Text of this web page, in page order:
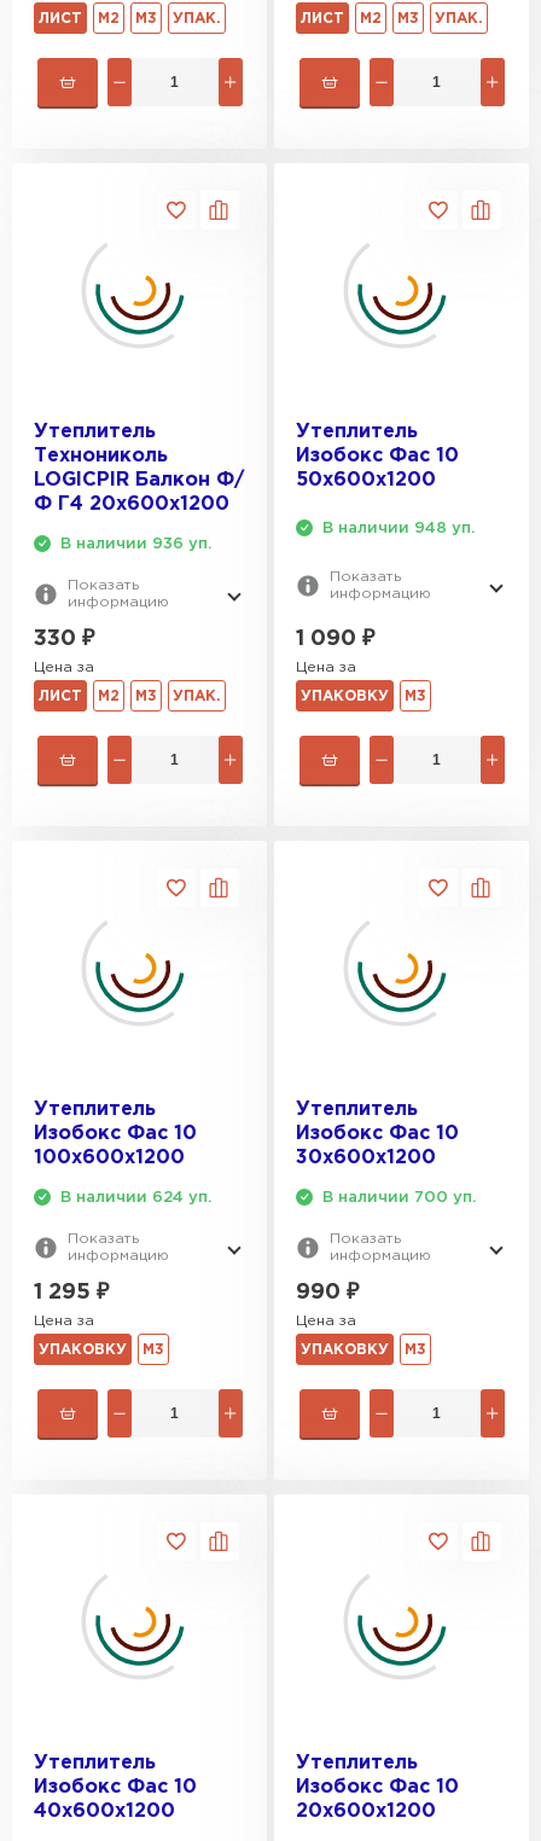
ЛИСТ М2 М3 УПАК. ЛИСТ М2 М3 УПАК.
Утеплитель
Технониколь
LOGICPIR Балкон Ф/
Ф Г4 20х600х1200
В наличии 936 уп.
Показать
информацию
330 ₽
Цена за
ЛИСТ М2 М3 УПАК.
Утеплитель
Изобокс Фас 10
50х600х1200
В наличии 948 уп.
Показать
информацию
1 090 ₽
Цена за
УПАКОВКУ М3
Утеплитель
Изобокс Фас 10
100х600х1200
В наличии 624 уп.
Показать
информацию
1 295 ₽
Цена за
УПАКОВКУ М3
Утеплитель
Изобокс Фас 10
30х600х1200
В наличии 700 уп.
Показать
информацию
990 ₽
Цена за
УПАКОВКУ М3
Утеплитель
Изобокс Фас 10
40х600х1200
Утеплитель
Изобокс Фас 10
20х600х1200